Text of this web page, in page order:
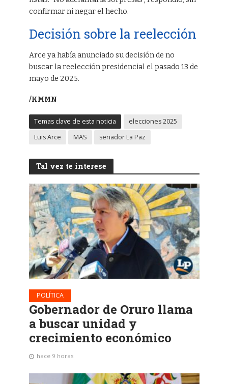
confirmar ni negar el hecho.
Decisión sobre la reelección
Arce ya había anunciado su decisión de no
buscar la reelección presidencial el pasado 13 de
mayo de 2025.
/KMMN
Temas clave de esta noticia
elecciones 2025
Luis Arce
MAS senador La Paz
Tal vez te interese
POLÍTICA
Gobernador de Oruro llama
a buscar unidad y
crecimiento económico
hace 9 horas